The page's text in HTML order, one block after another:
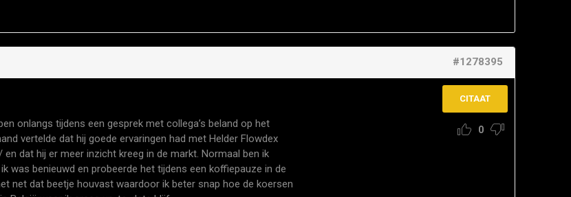
#1278395
onlangs tijdens een gesprek met collega’s beland op het
vertelde dat hij goede ervaringen had met Helder Flowdex
en dat hij er meer inzicht kreeg in de markt. Normaal ben ik
was benieuwd en probeerde het tijdens een koffiepauze in de
net dat beetje houvast waardoor ik beter snap hoe de koersen
CITAAT
0